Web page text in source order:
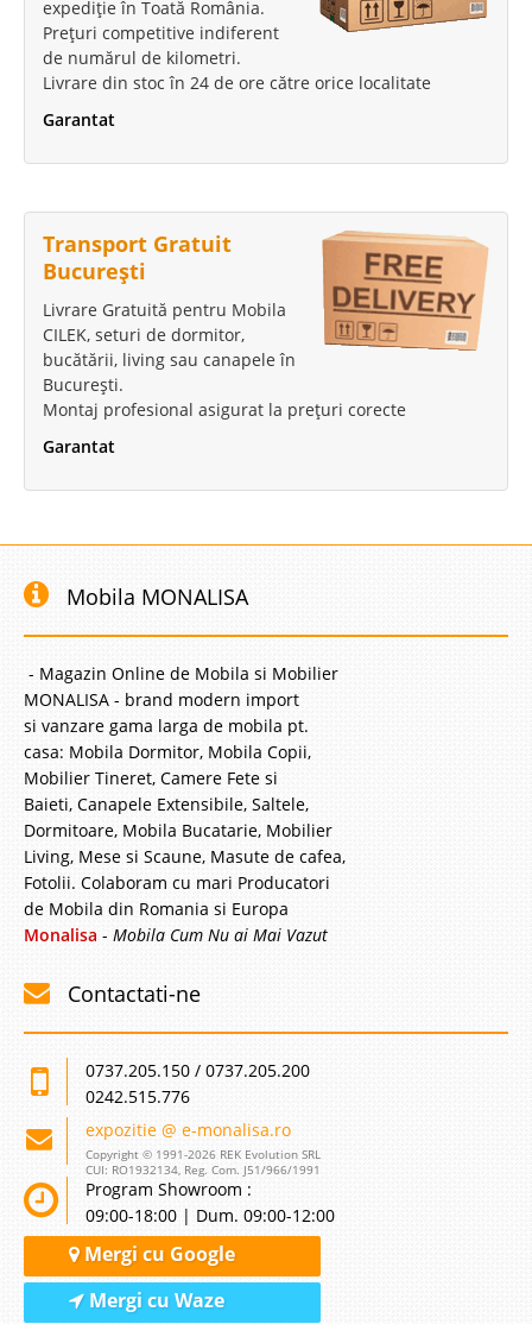
expediție în Toată România.
Prețuri competitive indiferent
de numărul de kilometri.
Livrare din stoc în 24 de ore către orice localitate
Garantat
Transport Gratuit
București
Livrare Gratuită pentru Mobila
CILEK, seturi de dormitor,
bucătării, living sau canapele în
București.
Montaj profesional asigurat la prețuri corecte
Garantat
Mobila MONALISA
- Magazin Online de Mobila si Mobilier
MONALISA - brand modern import
si vanzare gama larga de mobila pt.
casa: Mobila Dormitor, Mobila Copii,
Mobilier Tineret, Camere Fete si
Baieti, Canapele Extensibile, Saltele,
Dormitoare, Mobila Bucatarie, Mobilier
Living, Mese si Scaune, Masute de cafea,
Fotolii. Colaboram cu mari Producatori
de Mobila din Romania si Europa
Monalisa - Mobila Cum Nu ai Mai Vazut
Contactati-ne
0737.205.150 / 0737.205.200
0242.515.776
expozitie @ e-monalisa.ro
Copyright © 1991-2026 REK Evolution SRL
CUI: RO1932134, Reg. Com. J51/966/1991
Program Showroom :
09:00-18:00 | Dum. 09:00-12:00
Mergi cu Google
Mergi cu Waze